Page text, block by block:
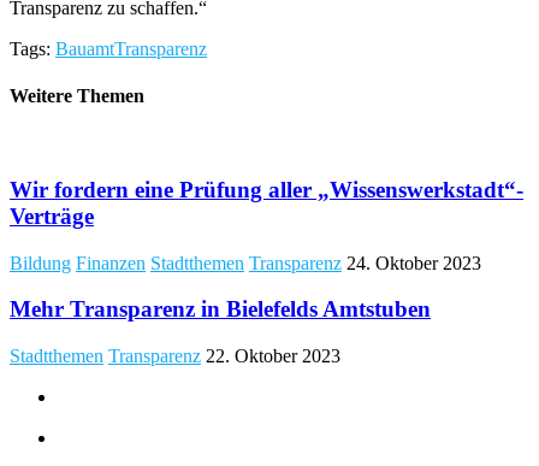
Transparenz zu schaffen.“
Tags: BauamtTransparenz
Weitere Themen
​Wir fordern eine Prüfung aller „Wissenswerkstadt“-
Verträge
Bildung Finanzen Stadtthemen Transparenz 24. Oktober 2023
Mehr Transparenz in Bielefelds Amtstuben
Stadtthemen Transparenz 22. Oktober 2023